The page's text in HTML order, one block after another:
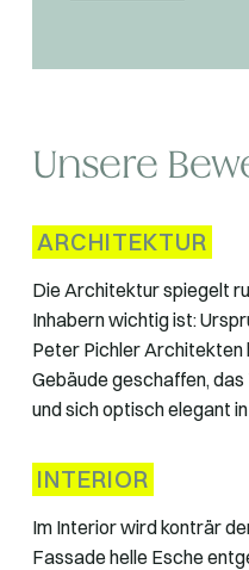
Unsere
ARCHITEKTUR
Die Architektur spiegelt
Inhabern wichtig ist:
Peter Pichler Architekten
Gebäude geschaffen,
und sich optisch elegant
INTERIOR
Im Interior wird konträr
Fassade helle Esche